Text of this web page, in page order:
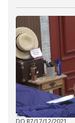
DO R7/17/12/2021